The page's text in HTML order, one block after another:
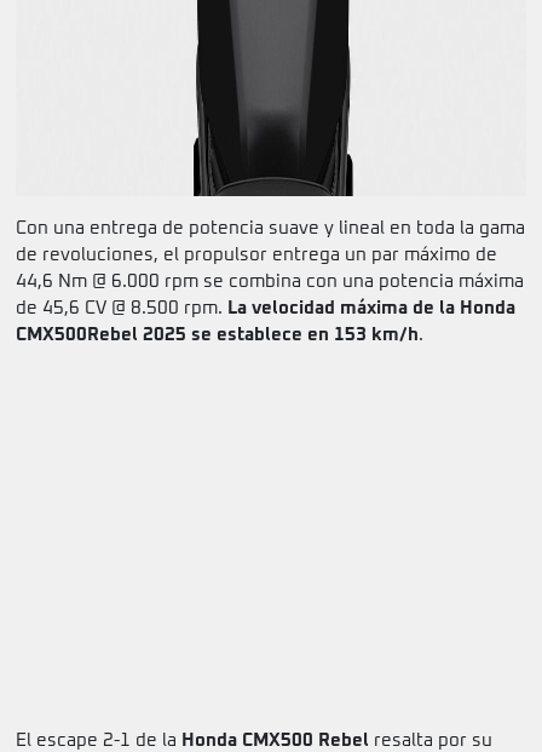
Con una entrega de potencia suave y lineal en toda la gama
de revoluciones, el propulsor entrega un par máximo de
44,6 Nm @ 6.000 rpm se combina con una potencia máxima
de 45,6 CV @ 8.500 rpm. La velocidad máxima de la Honda
CMX500Rebel 2025 se establece en 153 km/h.
El escape 2-1 de la Honda CMX500 Rebel resalta por su